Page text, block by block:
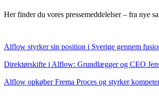
Her finder du vores pressemeddelelser – fra nye
Alflow styrker sin position i Sverige gennem
Direktørskifte i Alflow: Grundlægger og CEO
Alflow opkøber Frema Proces og styrker